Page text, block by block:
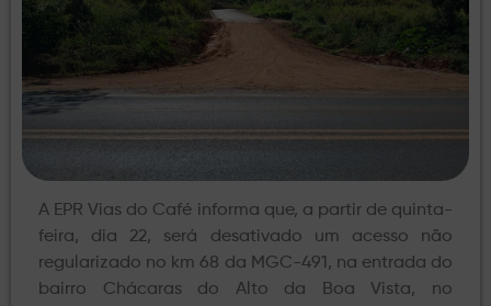
A EPR Vias do Café informa que, a partir de quinta-
feira, dia 22, será desativado um acesso não
regularizado no km 68 da MGC-491, na entrada do
bairro Chácaras do Alto da Boa Vista, no